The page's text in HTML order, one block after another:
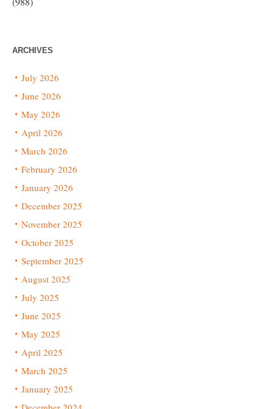
ARCHIVES
July 2026
June 2026
May 2026
April 2026
March 2026
February 2026
January 2026
December 2025
November 2025
October 2025
September 2025
August 2025
July 2025
June 2025
May 2025
April 2025
March 2025
January 2025